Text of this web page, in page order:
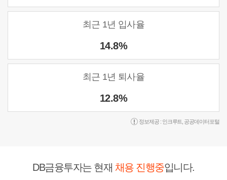
최근 1년 입사율
14.8%
최근 1년 퇴사율
12.8%
정보제공 : 인크루트 공공데이터포털
DB금융투자는 현재 채용 진행중입니다.